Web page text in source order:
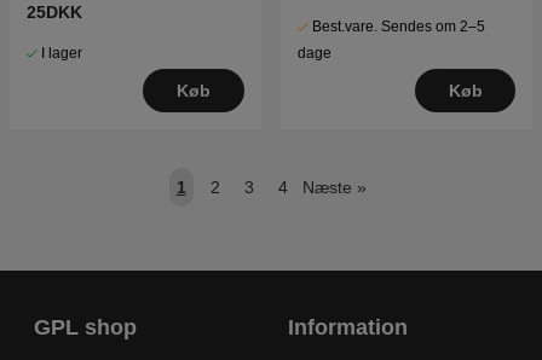
25DKK
I lager
Køb
Best.vare. Sendes om 2–5
dage
Køb
1 2 3 4 Næste »
GPL shop Information